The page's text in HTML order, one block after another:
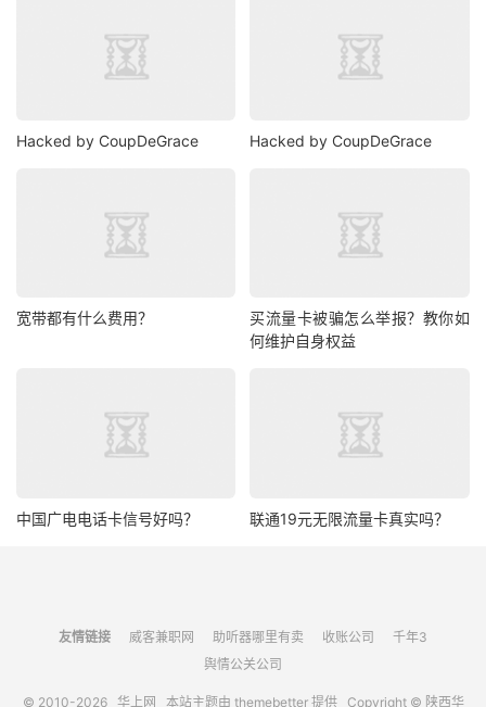
Hacked by CoupDeGrace Hacked by CoupDeGrace
宽带都有什么费用？
买流量卡被骗怎么举报？教你如
何维护自身权益
中国广电电话卡信号好吗？ 联通19元无限流量卡真实吗？
友情链接 威客兼职网 助听器哪里有卖 收账公司
千年3
舆情公关公司
© 2010-2026 华上网 本站主题由 themebetter提供 Copyright © 陕西华